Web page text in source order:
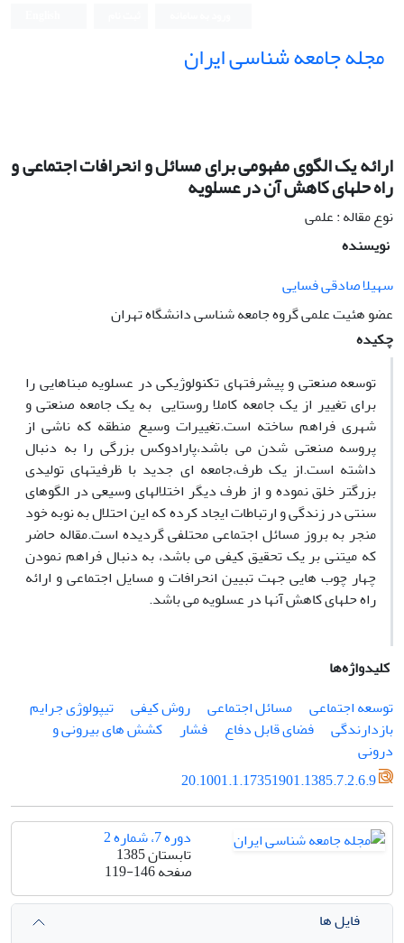
مجله جامعه شناسی ایران
ارائه یک الگوی مفهومی برای مسائل و انحرافات اجتماعی و
راه حلهای کاهش آن در عسلویه
نوع مقاله : علمی
نویسنده
سهیلا صادقی فسایی
عضو هئیت علمی گروه جامعه شناسی دانشگاه تهران
چکیده
توسعه صنعتی و پیشرفتهای تکنولوژیکی در عسلویه مبناهایی را
برای تغییر از یک جامعه کاملا روستایی به یک جامعه صنعتی و
شهری فراهم ساخته است.تغییرات وسیع منطقه که ناشی از
پروسه صنعتی شدن می باشد،پارادوکس بزرگی را به دنبال
داشته است.از یک طرف،جامعه ای جدید با ظرفیتهای تولیدی
بزرگتر خلق نموده و از طرف دیگر اختلالهای وسیعی در الگوهای
سنتی در زندگی و ارتباطات ایجاد کرده که این احتلال به نوبه خود
منجر به بروز مسائل اجتماعی محتلفی گردیده است.مقاله حاضر
که میتنی بر یک تحقیق کیفی می باشد، به دنبال فراهم نمودن
چهار چوب هایی جهت تبیین انحرافات و مسایل اجتماعی و ارائه
راه حلهای کاهش آنها در عسلویه می باشد.
کلیدواژه‌ها
توسعه اجتماعی
مسائل اجتماعی روش کیفی
تیپولوژی جرایم
بازدارندگی
فضای قابل دفاع فشار
کشش های بیرونی و
درونی
20.1001.1.17351901.1385.7.2.6.9
دوره 7، شماره 2
تابستان 1385
صفحه119-146
فایل ها